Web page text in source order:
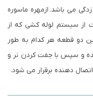
می باشد. ازمهره ماسوره
سیستم لوله کشی که از
دو قطعه هر کدام به طور
و سپس با جفت کردن نر و
دهنده برقرار می شود.